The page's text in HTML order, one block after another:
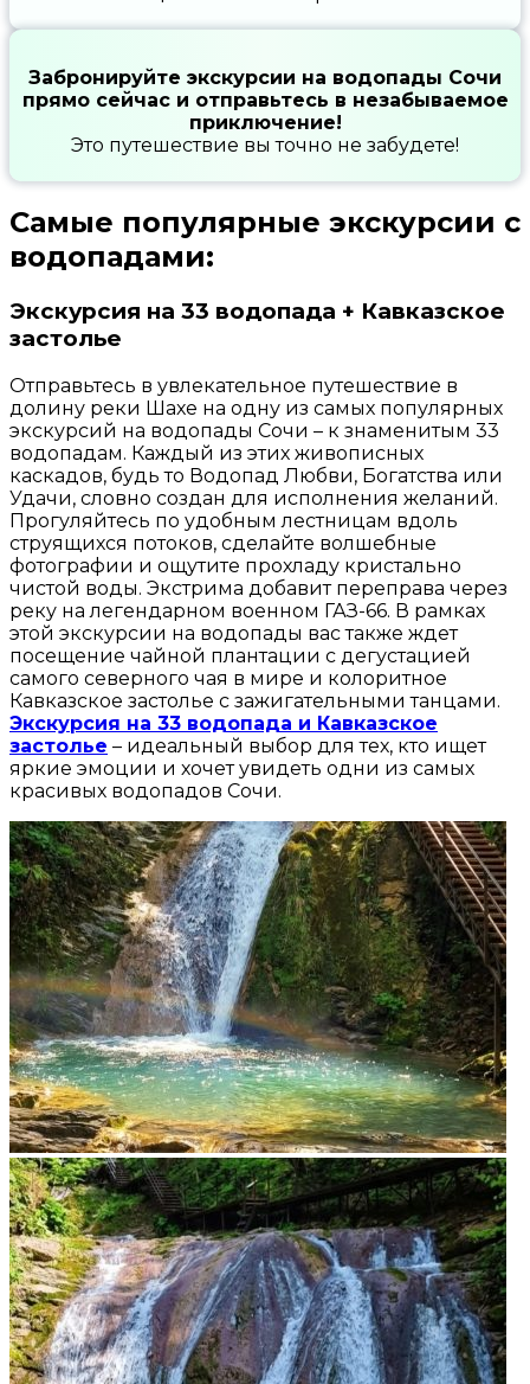
Забронируйте экскурсии на водопады Сочи
прямо сейчас и отправьтесь в незабываемое
приключение!
Это путешествие вы точно не забудете!
Самые популярные экскурсии с
водопадами:
Экскурсия на 33 водопада + Кавказское
застолье
Отправьтесь в увлекательное путешествие в
долину реки Шахе на одну из самых популярных
экскурсий на водопады Сочи – к знаменитым 33
водопадам. Каждый из этих живописных
каскадов, будь то Водопад Любви, Богатства или
Удачи, словно создан для исполнения желаний.
Прогуляйтесь по удобным лестницам вдоль
струящихся потоков, сделайте волшебные
фотографии и ощутите прохладу кристально
чистой воды. Экстрима добавит переправа через
реку на легендарном военном ГАЗ-66. В рамках
этой экскурсии на водопады вас также ждет
посещение чайной плантации с дегустацией
самого северного чая в мире и колоритное
Кавказское застолье с зажигательными танцами.
Экскурсия на 33 водопада и Кавказское
застолье – идеальный выбор для тех, кто ищет
яркие эмоции и хочет увидеть одни из самых
красивых водопадов Сочи.